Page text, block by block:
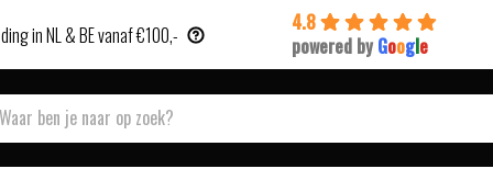
in NL & BE vanaf €100,-
4.8
powered by Google